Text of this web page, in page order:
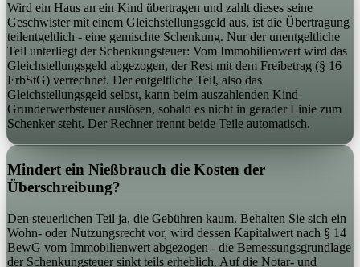
Wird ein Haus an ein Kind übertragen und zahlt dieses seine
Geschwister mit einem Gleichstellungsgeld aus, ist die Übertragung
teilentgeltlich - eine gemischte Schenkung. Nur der unentgeltliche
Teil unterliegt der Schenkungsteuer: Vom Immobilienwert wird das
Gleichstellungsgeld abgezogen, der Rest mit dem Freibetrag (§ 16
ErbStG) verrechnet. Der entgeltliche Teil, also das
Gleichstellungsgeld selbst, kann beim auszahlenden Kind
Grunderwerbsteuer auslösen, sobald es nicht in gerader Linie zum
Schenker steht. Der Rechner trennt beide Teile automatisch.
Mindert ein Nießbrauch die Kosten der
Überschreibung?
Den steuerlichen Teil ja, die Gebühren kaum. Behalten Sie sich ein
Wohn- oder Nutzungsrecht vor, wird dessen Kapitalwert nach § 14
BewG vom Immobilienwert abgezogen - die Bemessungsgrundlage
der Schenkungsteuer sinkt teils erheblich. Auf die Notar- und